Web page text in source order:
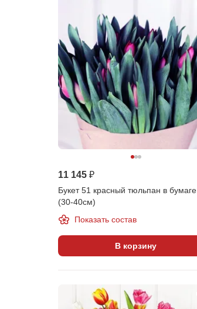
11 145 ₽
Букет 51 красный тюльпан в бумаге
(30-40см)
Показать состав
В корзину